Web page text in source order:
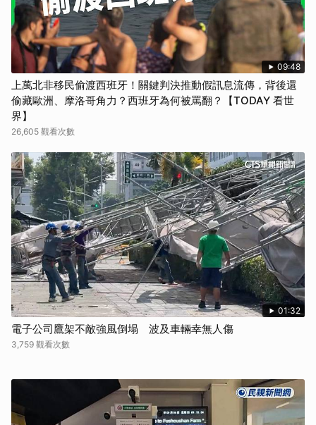
09:48
上萬北非移民偷渡西班牙！關鍵判決推動假訊息流傳，背後還
偷藏歐洲、摩洛哥角力？西班牙為何被罵翻？【TODAY 看世
界】
26,605 觀看次數
01:32
電子公司鷹架不敵強風倒塌 波及車輛幸無人傷
3,759 觀看次數